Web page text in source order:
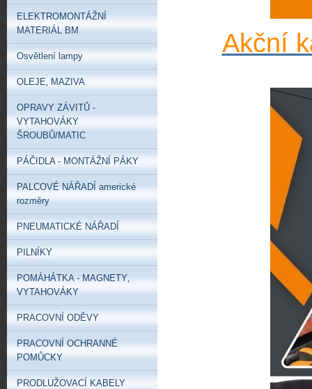
Akční
ELEKTROMONTÁŽNÍ
MATERIÁL BM
Osvětlení lampy
OLEJE‚ MAZIVA
OPRAVY ZÁVITŮ -
VYTAHOVÁKY
ŠROUBŮ/MATIC
PÁČIDLA - MONTÁŽNÍ PÁKY
PALCOVÉ NÁŘADÍ americké
rozměry
PNEUMATICKÉ NÁŘADÍ
PILNÍKY
POMÁHÁTKA - MAGNETY‚
VYTAHOVÁKY
PRACOVNÍ ODĚVY
PRACOVNÍ OCHRANNÉ
POMŮCKY
PRODLUŽOVACÍ KABELY